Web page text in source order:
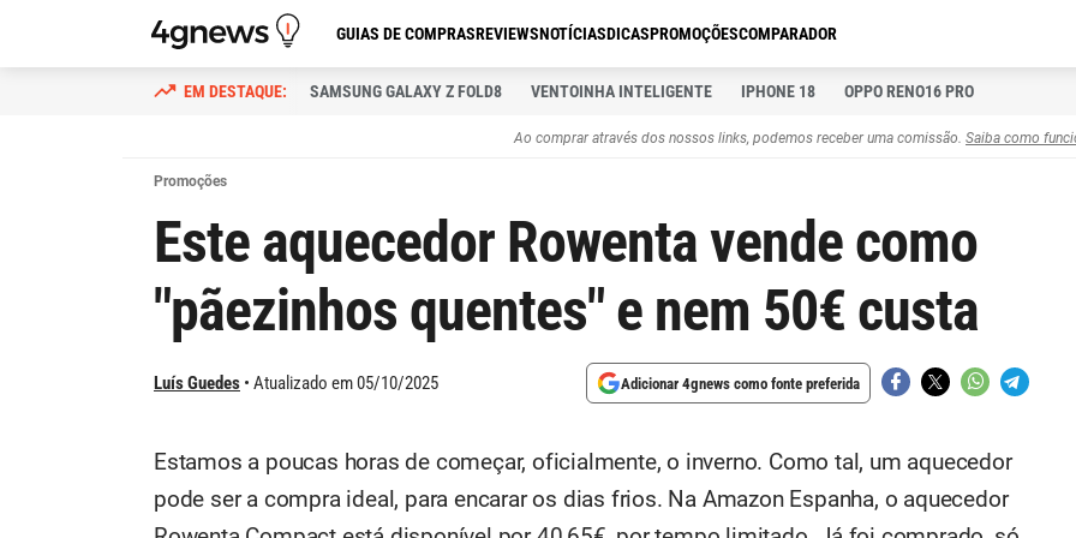
GUIAS DE COMPRASREVIEWSNOTÍCIASDICASPROMOÇÕESCOMPARADOR
SAMSUNG GALAXY Z FOLD8 VENTOINHA INTELIGENTE IPHONE 18 OPPO RENO16 PRO
Ao comprar através dos nossos links, podemos receber uma comissão. Saiba como
Promoções
Este aquecedor Rowenta vende como
"pãezinhos quentes" e nem 50€ custa
Luís Guedes Atualizado em 05/10/2025 Adicionar 4gnews como fonte preferida
Estamos a poucas horas de começar, oficialmente, o inverno. Como tal, um aquecedor
pode ser a compra ideal, para encarar os dias frios. Na Amazon Espanha, o aquecedor